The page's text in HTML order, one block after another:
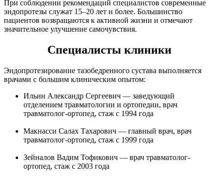
При соблюдении рекомендаций специалистов современные
эндопротезы служат 15–20 лет и более. Большинство
пациентов возвращаются к активной жизни и отмечают
значительное улучшение самочувствия.
Специалисты клиники
Эндопротезирование тазобедренного сустава выполняется
врачами с большим клиническим опытом:
Ильин Александр Сергеевич — заведующий
отделением травматологии и ортопедии, врач
травматолог-ортопед, стаж с 1994 года
Макнасси Салах Тахарович — главный врач, врач
травматолог-ортопед, стаж с 1999 года
Зейналов Вадим Тофикович — врач травматолог-
ортопед, стаж с 2003 года